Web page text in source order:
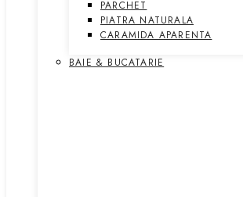
PARCHET
PIATRA NATURALA
CARAMIDA APARENTA
BAIE & BUCATARIE